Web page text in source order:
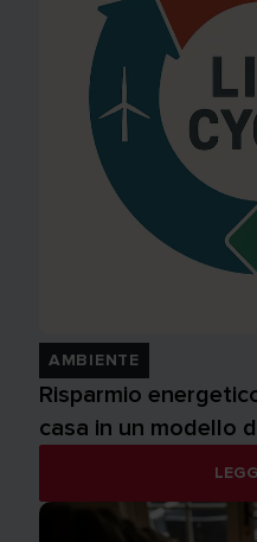
AMBIENTE
Risparmio
casa in un modello